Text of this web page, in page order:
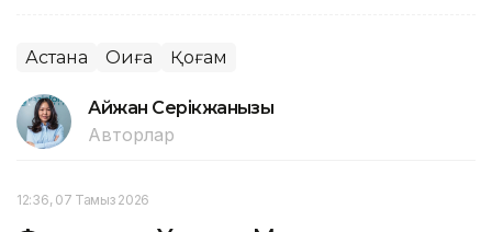
Астана Оқиға Қоғам
Айжан Серікжанқызы
Авторлар
12:36, 07 Тамыз 2026